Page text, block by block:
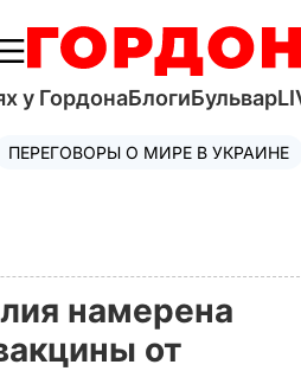
у ГордонаБлогиБульвар
ПЕРЕГОВОРЫ О МИРЕ В УКРАИНЕ
намерена
от